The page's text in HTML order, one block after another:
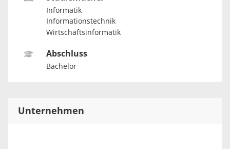
Informatik
Informationstechnik
Wirtschaftsinformatik
Abschluss
Bachelor
Unternehmen